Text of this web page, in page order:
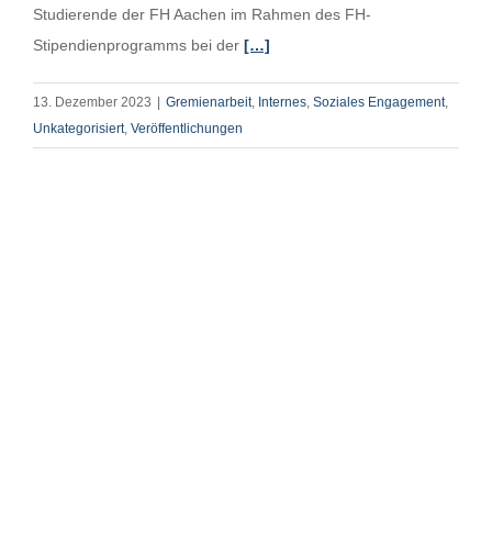
Studierende der FH Aachen im Rahmen des FH-
Stipendienprogramms bei der […]
13. Dezember 2023 Gremienarbeit, Internes, Soziales Engagement,
Unkategorisiert, Veröffentlichungen